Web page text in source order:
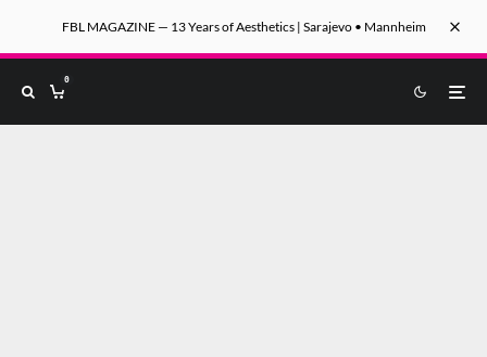
FBL MAGAZINE — 13 Years of Aesthetics | Sarajevo • Mannheim
0